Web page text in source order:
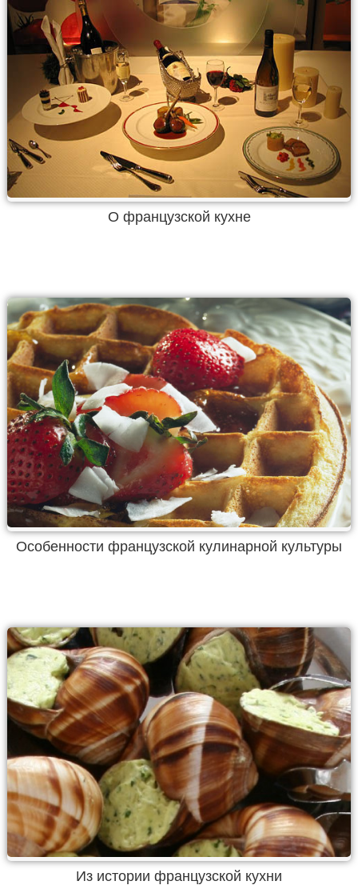
О французской кухне
Особенности французской кулинарной культуры
Из истории французской кухни